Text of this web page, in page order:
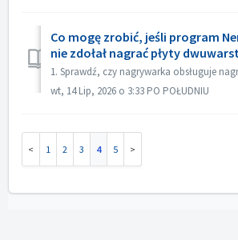
Co mogę zrobić, jeśli program
nie zdołał nagrać płyty
wt, 14 Lip, 2026 o 3:33 PO POŁUDNIU
1 2 3 4 5